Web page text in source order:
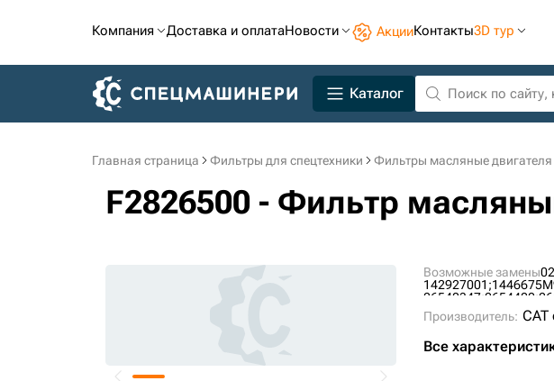
Компания Доставка и оплатаНовости АкцииКонтакты3D тур
Каталог
Главная страница Фильтры для спецтехники Фильтры масляные двигателя
F2826500 - Фильтр
Возможные замены
142927001;
26540347;2654400;
51806;
52934155;
86055006005;
LF701;P550237;
Производитель:
Все